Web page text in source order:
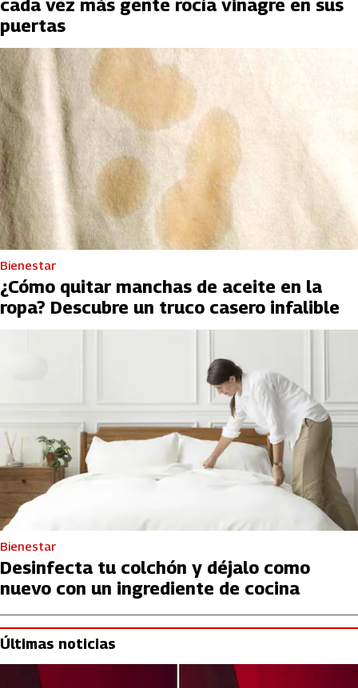
cada vez más gente rocía vinagre en sus
puertas
Bienestar
¿Cómo quitar manchas de aceite en la
ropa? Descubre un truco casero infalible
Bienestar
Desinfecta tu colchón y déjalo como
nuevo con un ingrediente de cocina
Últimas noticias